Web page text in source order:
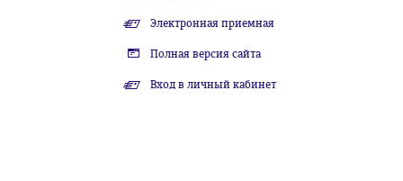
Электронная приемная
Полная версия сайта
Вход в личный кабинет